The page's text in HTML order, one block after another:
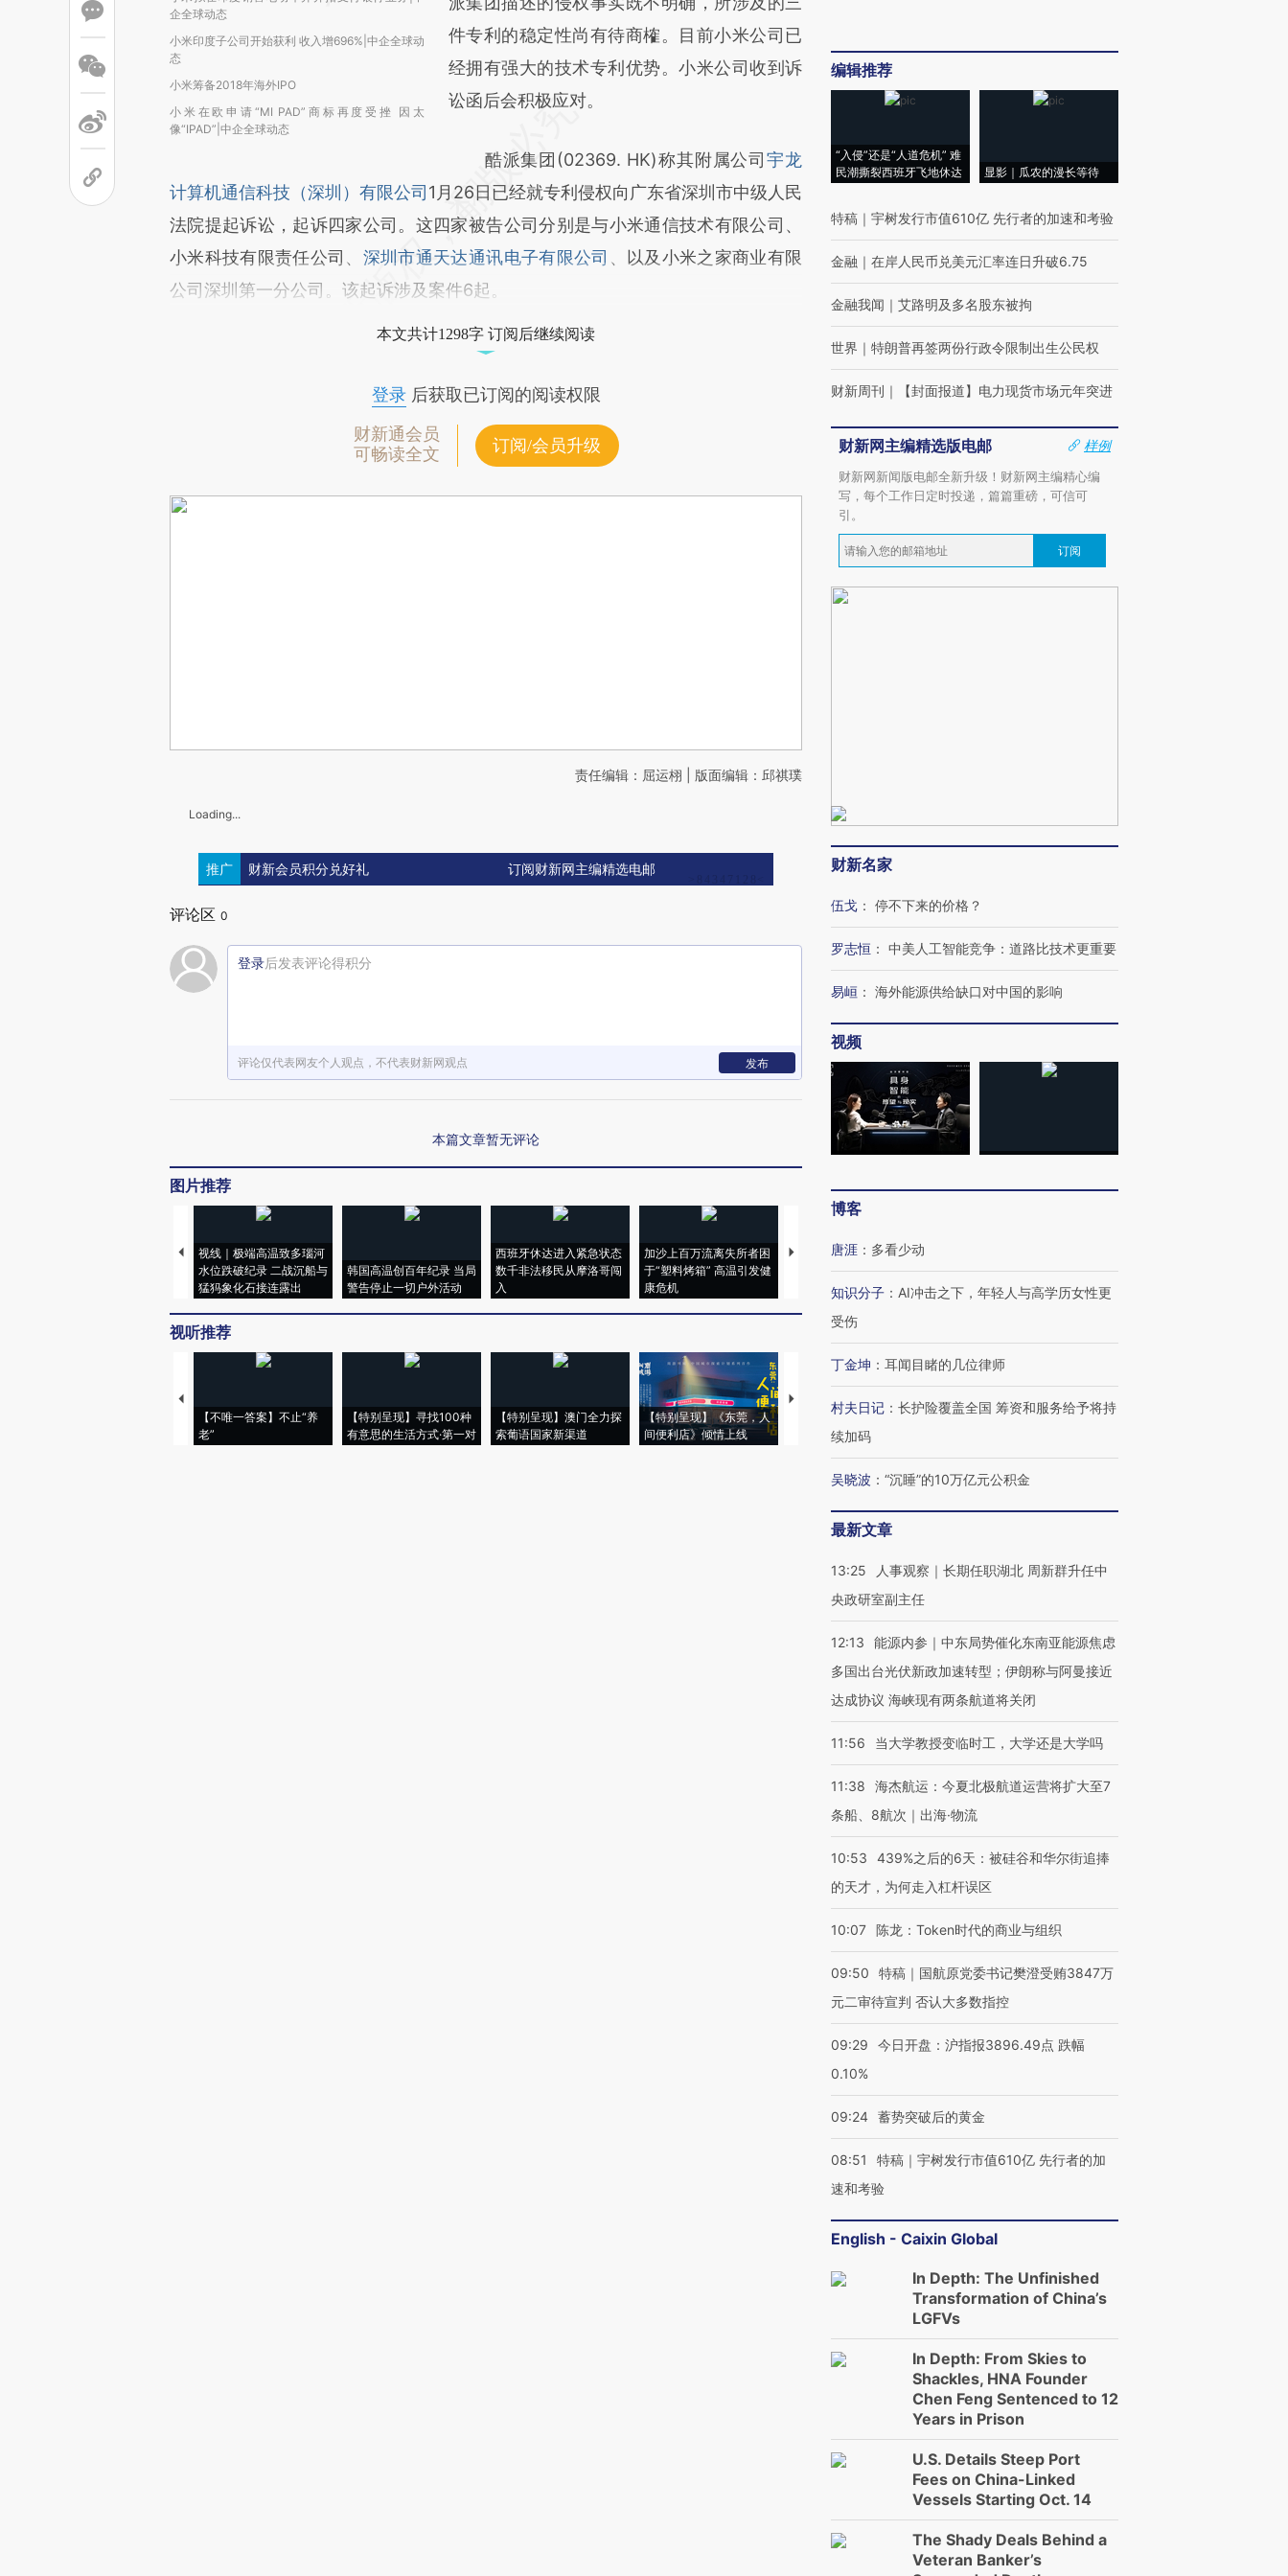
企全球动态
小米印度子公司开始获利 收入增696%|中企全球动
态
小米筹备2018年海外IPO
小米在欧申请“MI PAD”商标再度受挫 因太
像“IPAD”|中企全球动态
件专利的稳定性尚有待商榷。目前小米公司已
经拥有强大的技术专利优势。小米公司收到诉
讼函后会积极应对。
酷派集团(02369. HK)称其附属公司宇龙
计算机通信科技（深圳）有限公司 1月26日已经就专利侵权向广东省深圳市中级人民
法院提起诉讼，起诉四家公司。这四家被告公司分别是与小米通信技术有限公司、
小米科技有限责任公司、 深圳市通天达通讯电子有限公司 、以及小米之家商业有限
公司深圳第一分公司。该起诉涉及案件6起。
本文共计1298字 订阅后继续阅读
登录后获取已订阅的阅读权限
财新通会员
可畅读全文
订阅/会员升级
责任编辑：屈运栩 | 版面编辑：邱祺璞
Loading...
推广 财新会员积分兑好礼 订阅财新网主编精选电邮
评论区 0
登录后发表评论得积分
评论仅代表网友个人观点，不代表财新网观点 发布
本篇文章暂无评论
图片推荐
视线｜极端高温致多瑙河
水位跌破纪录 二战沉船与
猛犸象化石接连露出
韩国高温创百年纪录 当局
警告停止一切户外活动
西班牙休达进入紧急状态
数千非法移民从摩洛哥闯
入
加沙上百万流离失所者困
于“塑料烤箱” 高温引发健
康危机
视线｜HYROX的吸金
术：是什么让中产们甘
心“花钱找虐”？
粒摇头丸 尿检体内含3种
毒品
度Z世代 用街头抗争将教
育部长拱下台
视听推荐
【不唯一答案】不止“养
老”
【特别呈现】寻找100种
有意思的生活方式·第一对
【特别呈现】澳门全力探
索葡语国家新渠道
【特别呈现】《东莞，人
间便利店》倾情上线
【推广】走进第四届链博
会，让数智科技“链”接产
【特别呈现】寻找100种
【商旅对话】华住集团
CFO：不靠规模取胜，华
编辑推荐
“入侵”还是“人道危机” 难
民潮撕裂西班牙飞地休达
显影｜瓜农的漫长等待
特稿 ｜ 宇树发行市值610亿 先行者的加速和考验
金融 ｜ 在岸人民币兑美元汇率连日升破6.75
金融我闻 ｜ 艾路明及多名股东被拘
世界 ｜ 特朗普再签两份行政令限制出生公民权
财新周刊 ｜ 【封面报道】电力现货市场元年突进
财新网主编精选版电邮
样例
财新网新闻版电邮全新升级！财新网主编精心编
写，每个工作日定时投递，篇篇重磅，可信可
引。
订阅
财新名家
伍戈 ： 停不下来的价格？
罗志恒 ： 中美人工智能竞争：道路比技术更重要
易峘 ： 海外能源供给缺口对中国的影响
视频
博客
唐涯 ： 多看少动
知识分子 ： AI冲击之下，年轻人与高学历女性更
受伤
丁金坤 ： 耳闻目睹的几位律师
村夫日记 ： 长护险覆盖全国 筹资和服务给予将持
续加码
吴晓波 ： “沉睡”的10万亿元公积金
最新文章
13:25
人事观察｜长期任职湖北 周新群升任中
央政研室副主任
12:13
能源内参｜中东局势催化东南亚能源焦虑
多国出台光伏新政加速转型；伊朗称与阿曼接近
达成协议 海峡现有两条航道将关闭
11:56 当大学教授变临时工，大学还是大学吗
11:38
海杰航运：今夏北极航道运营将扩大至7
条船、8航次｜出海·物流
10:53
439%之后的6天：被硅谷和华尔街追捧
的天才，为何走入杠杆误区
10:07 陈龙：Token时代的商业与组织
09:50
特稿｜国航原党委书记樊澄受贿3847万
元二审待宣判 否认大多数指控
09:29
今日开盘：沪指报3896.49点 跌幅
0.10%
09:24 蓄势突破后的黄金
08:51
特稿｜宇树发行市值610亿 先行者的加
速和考验
English - Caixin Global
In Depth: The Unfinished
Transformation of China’s
LGFVs
In Depth: From Skies to
Shackles, HNA Founder
Chen Feng Sentenced to 12
Years in Prison
U.S. Details Steep Port
Fees on China-Linked
Vessels Starting Oct. 14
The Shady Deals Behind a
Veteran Banker’s